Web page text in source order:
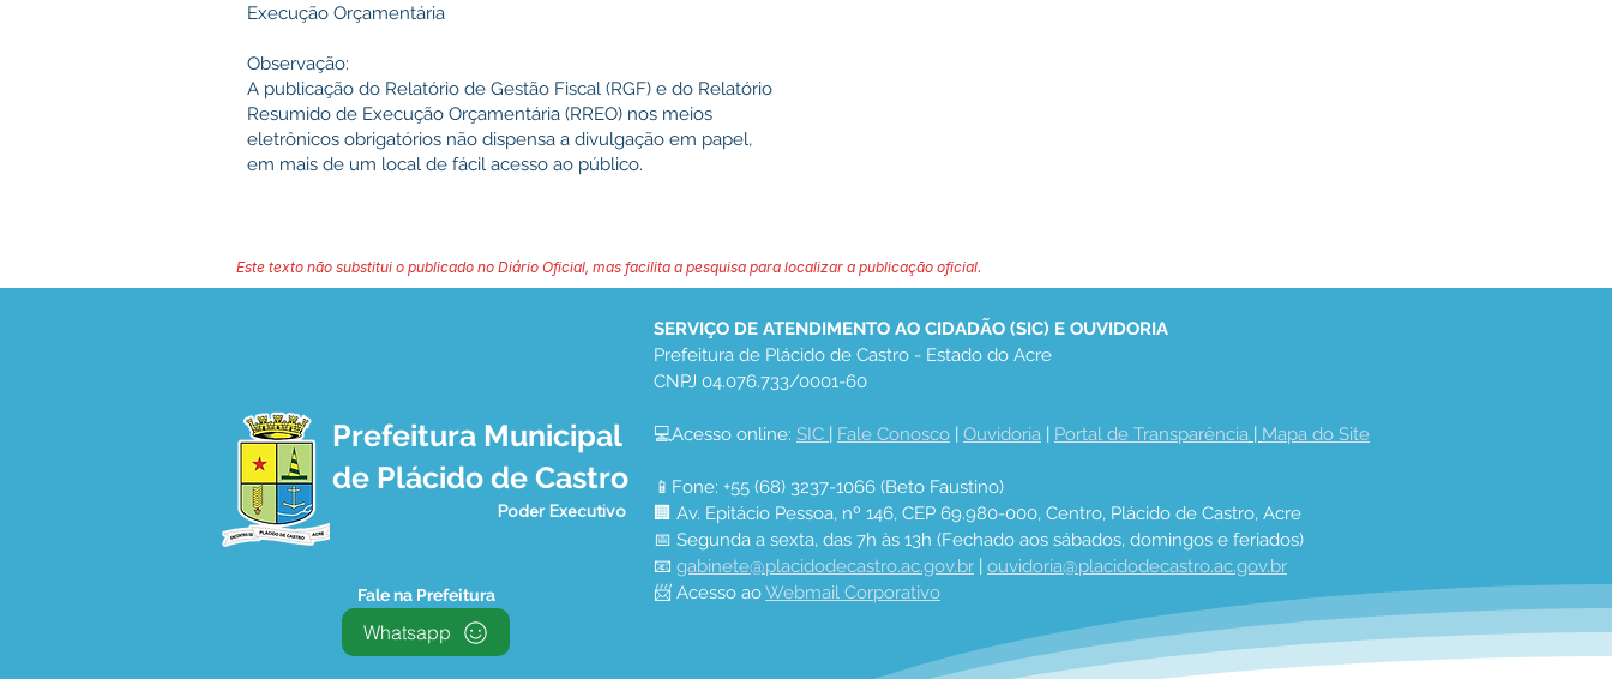
Execução Orçamentária
Observação:
A publicação do Relatório de Gestão Fiscal (RGF) e do Relatório
Resumido de Execução Orçamentária (RREO) nos meios
eletrônicos obrigatórios não dispensa a divulgação em papel,
em mais de um local de fácil acesso ao público.
Este texto não substitui o publicado no Diário Oficial, mas facilita a pesquisa para localizar a publicação oficial.
Prefeitura Municipal
de Plácido de Castro
Poder Executivo
Fale na Prefeitura
Whatsapp
SERVIÇO DE ATENDIMENTO AO CIDADÃO (SIC) E OUVIDORIA
Prefeitura de Plácido de Castro - Estado do Acre
CNPJ 04.076.733/0001-60
💻Acesso online: SIC | Fale Conosco | Ouvidoria | Portal de Transparência | Mapa do Site
📱Fone: +55 (68) 3237-1066 (Beto Faustino)
🏢 Av. Epitácio Pessoa, nº 146, CEP 69.980-000, Centro, Plácido de Castro, Acre
📅 Segunda a sexta, das 7h às 13h (Fechado aos sábados, domingos e feriados)
📧 gabinete@placidodecastro.ac.gov.br | ouvidoria@placidodecastro.ac.gov.br
📨 Acesso ao Webmail Corporativo